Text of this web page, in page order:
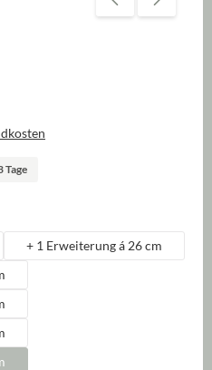
Tage
+ 1 Erweiterung á 26 cm